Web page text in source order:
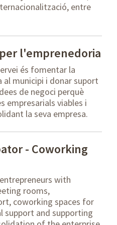
entre
l'emprenedoria
és fomentar la
al municipi i donar suport
de negoci perquè
empresarials viables i
la seva empresa.
- Coworking
with
rooms,
coworking spaces for
support and supporting